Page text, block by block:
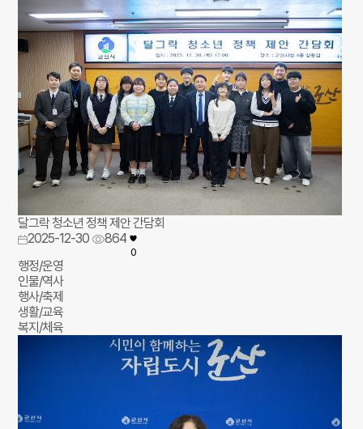
달그락 청소년 정책 제안 간담회
2025-12-30
864
0
행정/운영
인물/역사
행사/축제
생활/교육
복지/체육